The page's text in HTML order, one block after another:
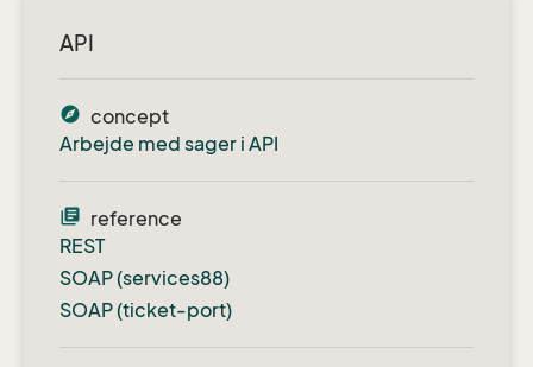
API
explore concept
Arbejde med sager i API
library_books reference
REST
SOAP (services88)
SOAP (ticket-port)